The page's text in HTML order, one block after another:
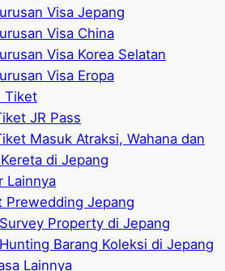
Visa Jepang
Visa China
Visa Korea Selatan
Visa Eropa
Tiket
JR Pass
Masuk Atraksi, Wahana dan
di Jepang
Lainnya
Prewedding Jepang
Property di Jepang
Barang Koleksi di Jepang
Lainnya